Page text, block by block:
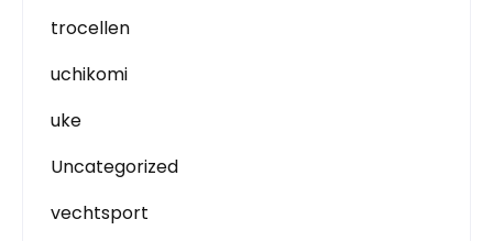
trocellen
uchikomi
uke
Uncategorized
vechtsport